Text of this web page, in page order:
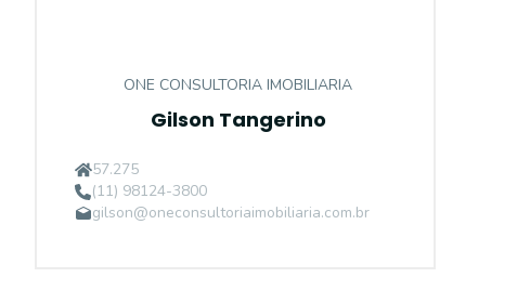
ONE CONSULTORIA IMOBILIARIA
Gilson Tangerino
57.275
(11) 98124-3800
gilson@oneconsultoriaimobiliaria.com.br